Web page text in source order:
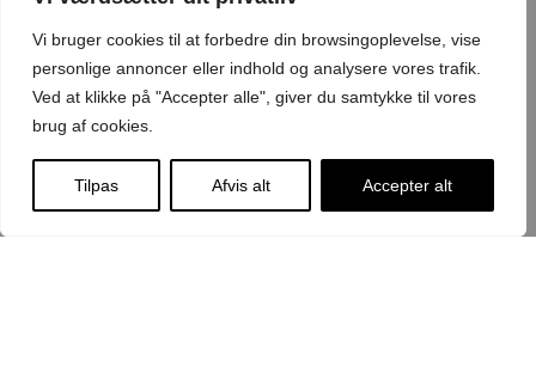
Vi bruger cookies til at forbedre din browsingoplevelse, vise
personlige annoncer eller indhold og analysere vores trafik.
Ved at klikke på "Accepter alle", giver du samtykke til vores
brug af cookies.
Tilpas Afvis alt Accepter alt
Ja tak, tilmeld mig!
Ved tilmelding acceptere du at modtage emails med